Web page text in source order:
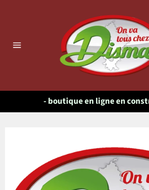
- boutique en ligne en